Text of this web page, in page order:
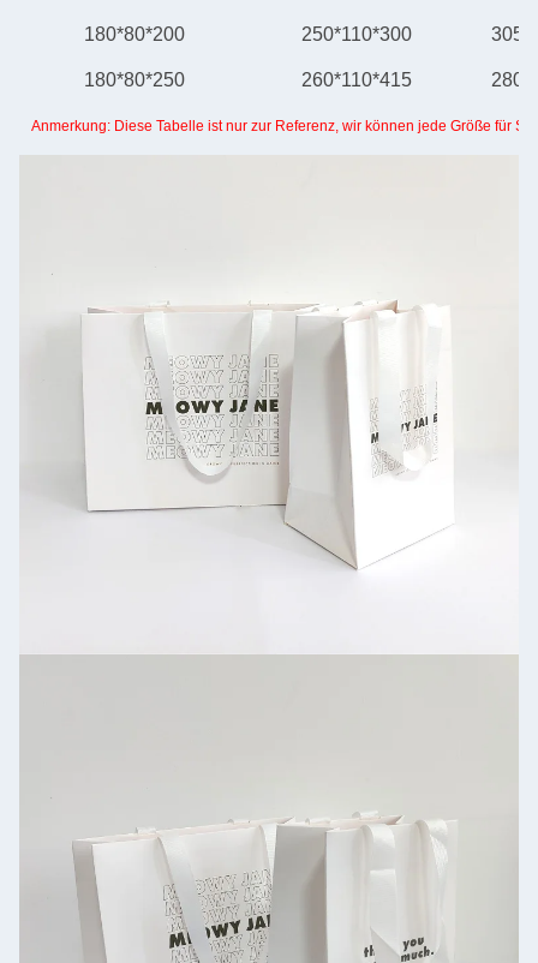
180*80*200 250*110*300
180*80*250 260*110*415
Anmerkung: Diese Tabelle ist nur zur Referenz, wir können jede Größe für